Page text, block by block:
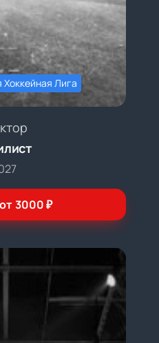
Хоккейная Лига
3000₽